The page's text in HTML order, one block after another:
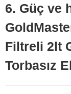
6. Güç ve
Filtreli 2lt
Torbasız